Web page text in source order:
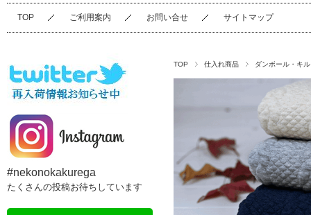
TOP ご利用案内 お問い合せ サイトマップ
TOP 仕入れ商品 ダンボール・キ
#nekonokakurega
たくさんの投稿お待ちしています